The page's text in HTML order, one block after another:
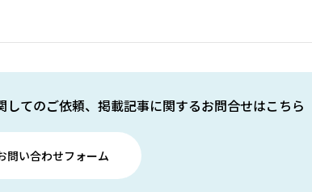
てのご依頼、掲載記事に関するお問合せはこちら
問い合わせフォーム